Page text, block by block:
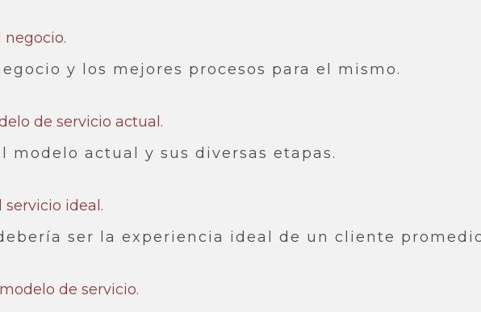
negocio.​
y los mejores procesos para el mismo.
de servicio actual.​
modelo actual y sus diversas etapas.
ideal.​
ser la experiencia ideal de un cliente
de servicio.​